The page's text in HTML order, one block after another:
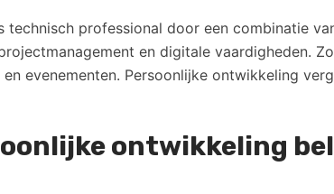
professional door een combinatie
en digitale vaardigheden.
evenementen. Persoonlijke ontwikkeling
ontwikkeling